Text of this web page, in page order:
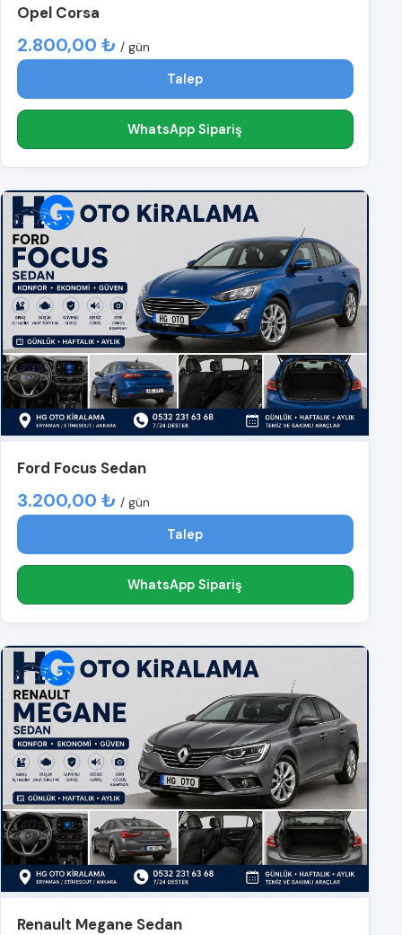
Opel Corsa
2.800,00 ₺ / gün
Talep
WhatsApp Sipariş
Ford Focus Sedan
3.200,00 ₺ / gün
Talep
WhatsApp Sipariş
Renault Megane Sedan